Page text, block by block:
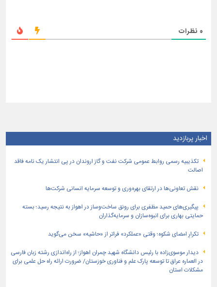
0 نظرات
اخبار پربازدید
تكذیبیه رسمی روابط عمومی شركت نفت و گاز اروندان در پی انتشار یک نامه فاقد
اصالت
نقش تعاونی‌ها در ارتقای بهره‌وری و توسعه سرمایه انسانی شرکت‌ها
پیگیری‌های حمید مظفری برای رونق ساخت‌وساز در اهواز به نتیجه رسید؛ بسته
حمایتی بهاری برای انبوه‌سازان و سرمایه‌گذاران
تکرارِ امضای شکوه؛ وقتی «عملکرد» فراتر از «حاشیه» سخن می‌گوید
دیدار موسوی‌زاده با رئیس دانشگاه شهید چمران اهواز؛ از راه‌اندازی رشته زبان فارسی
در العماره عراق تا توسعه پارک علم و فناوری خوزستان/ ضرورت ارائه راه حل علمی برای
مشکلات استان